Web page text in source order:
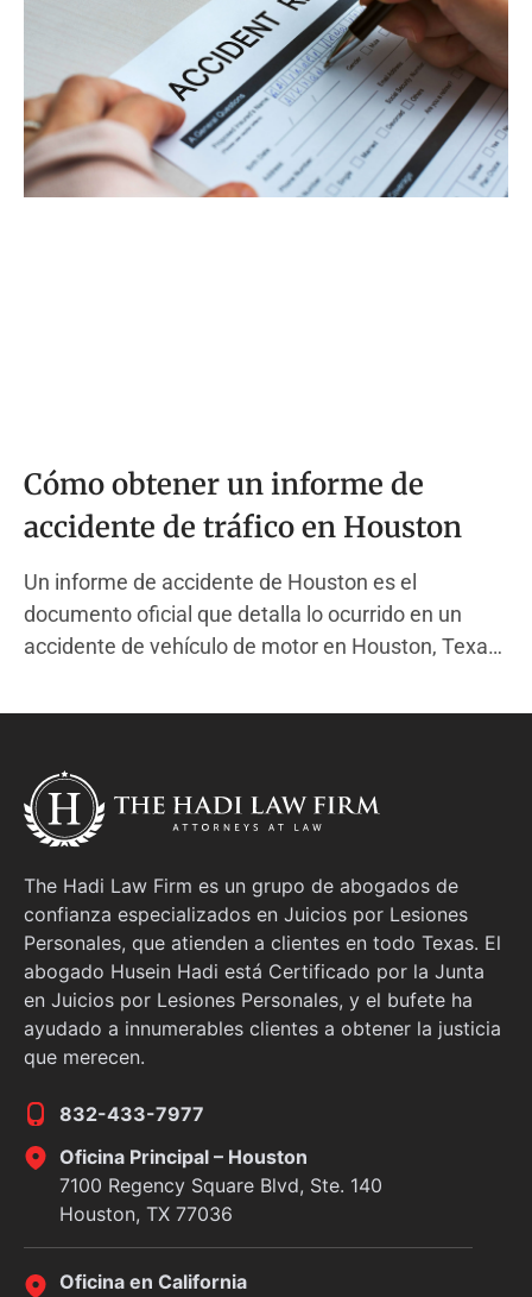
Cómo obtener un informe de
accidente de tráfico en Houston
Un informe de accidente de Houston es el
documento oficial que detalla lo ocurrido en un
accidente de vehículo de motor en Houston, Texas.
Departamento de Policía de Houston (HPD) cuando
The Hadi Law Firm es un grupo de abogados de
confianza especializados en Juicios por Lesiones
Personales, que atienden a clientes en todo Texas. El
abogado Husein Hadi está Certificado por la Junta
en Juicios por Lesiones Personales, y el bufete ha
ayudado a innumerables clientes a obtener la justicia
que merecen.
832-433-7977
Oficina Principal – Houston
7100 Regency Square Blvd, Ste. 140
Houston, TX 77036
Oficina en California